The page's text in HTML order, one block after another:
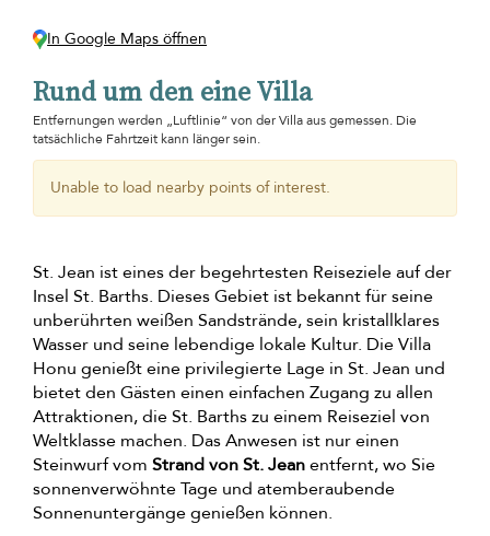
In Google Maps öffnen
Rund um den eine Villa
Entfernungen werden „Luftlinie“ von der Villa aus gemessen. Die
tatsächliche Fahrtzeit kann länger sein.
Unable to load nearby points of interest.
St. Jean ist eines der begehrtesten Reiseziele auf der
Insel St. Barths. Dieses Gebiet ist bekannt für seine
unberührten weißen Sandstrände, sein kristallklares
Wasser und seine lebendige lokale Kultur. Die Villa
Honu genießt eine privilegierte Lage in St. Jean und
bietet den Gästen einen einfachen Zugang zu allen
Attraktionen, die St. Barths zu einem Reiseziel von
Weltklasse machen. Das Anwesen ist nur einen
Steinwurf vom Strand von St. Jeanentfernt, wo Sie
sonnenverwöhnte Tage und atemberaubende
Sonnenuntergänge genießen können.